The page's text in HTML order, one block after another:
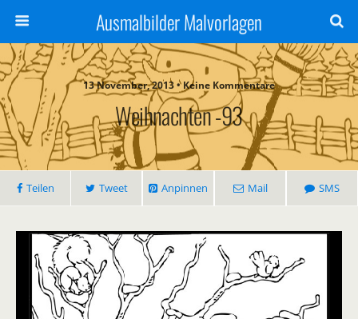
Ausmalbilder Malvorlagen
13 November, 2013 • Keine Kommentare
Weihnachten -93
Teilen Tweet Anpinnen Mail SMS